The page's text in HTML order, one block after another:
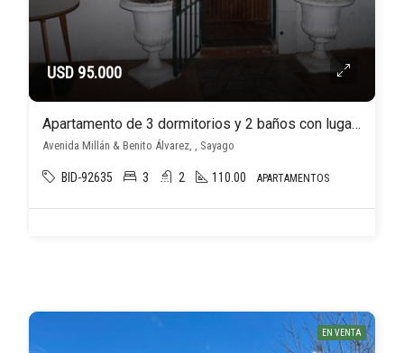
USD 95.000
Apartamento de 3 dormitorios y 2 baños con lugar para entrar autos en Sayago, a 200 mts de Millán y Raffo
Avenida Millán & Benito Álvarez, , Sayago
BID-92635 3 2 110.00 APARTAMENTOS
EN VENTA